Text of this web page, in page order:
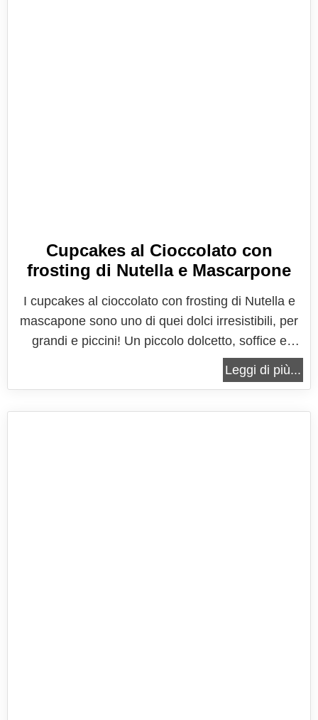
Cupcakes al Cioccolato con
frosting di Nutella e Mascarpone
I cupcakes al cioccolato con frosting di Nutella e
mascapone sono uno di quei dolci irresistibili, per
grandi e piccini! Un piccolo dolcetto, soffice e
profumato, ricoperto da una crema dolce e golosa
alla Nutella. La base di questi cupcakes è stata
Leggi di più...